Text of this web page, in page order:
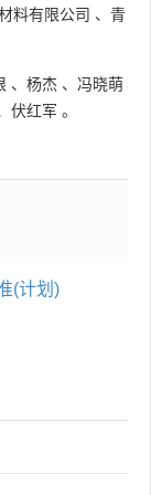
料有限公司 、 青
、 杨杰 、 冯晓萌
伏红军 。
(计划)